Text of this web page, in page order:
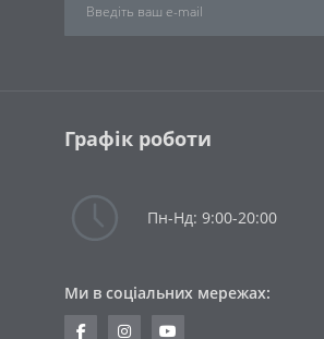
Графік роботи
Пн-Нд: 9:00-20:00
Ми в соціальних мережах: